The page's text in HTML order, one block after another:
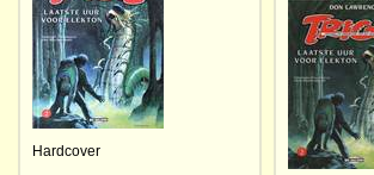
Hardcover